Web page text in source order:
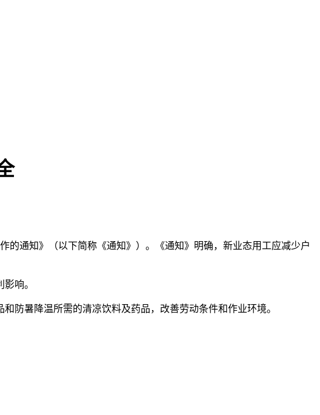
的通知》（以下简称《通知》）。《通知》明确，新业态用工应减少户
响。
防暑降温所需的清凉饮料及药品，改善劳动条件和作业环境。